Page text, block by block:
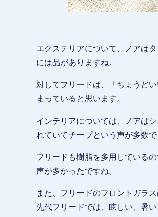
エクステリアについて、ノアは
には品がありますね。
対してフリードは、「ちょうど
まっていると思います。
インテリアについては、ノアは
れていてチープという声が多数で
フリードも樹脂を多用している
声が多かったですね。
また、フリードのフロントガラ
先代フリードでは、眩しい、暑